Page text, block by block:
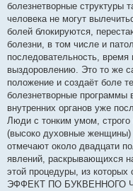
болезнетворные структуры
человека не могут
болей блокируются,
болезни, в том числе и
последовательность, время
выздоровлению. Это то же
положение и создаёт боле
болезнетворные программы
внутренних органов уже
Люди с тонким умом, строго
(высоко духовные женщины)
отмечают около двадцати
явлений, раскрывающихся
этой процедуры, из
ЭФФЕКТ ПО БУКВЕННОГО